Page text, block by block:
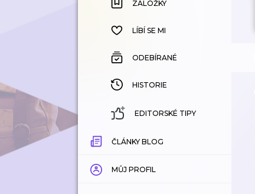
ZÁLOŽKY
HISTORIE
ZÁLOŽKY
LÍBÍ SE MI
ODEBÍRANÉ
HISTORIE
EDITORSKÉ TIPY
ČLÁNKY BLOG
MŮJ PROFIL